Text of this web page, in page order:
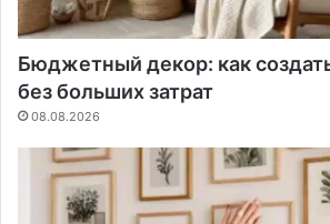
Бюджетный декор: как
без больших затрат
08.08.2026